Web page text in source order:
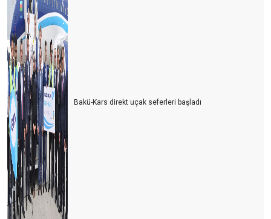
Bakü-Kars direkt uçak seferleri başladı